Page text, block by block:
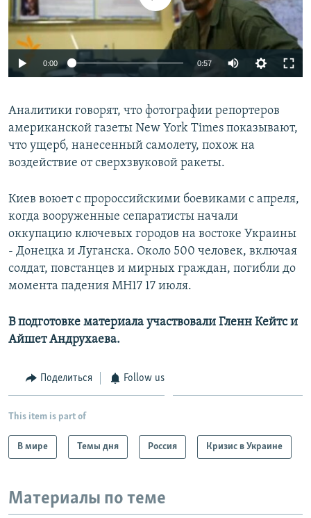
0:00 0:57
Аналитики говорят, что фотографии репортеров
американской газеты New York Times показывают,
что ущерб, нанесенный самолету, похож на
воздействие от сверхзвуковой ракеты.
Киев воюет с пророссийскими боевиками с апреля,
когда вооруженные сепаратисты начали
оккупацию ключевых городов на востоке Украины
- Донецка и Луганска. Около 500 человек, включая
солдат, повстанцев и мирных граждан, погибли до
момента падения MH17 17 июля.
В подготовке материала участвовали Гленн Кейтс и
Айшет Андрухаева.
Поделиться Follow us
This item is part of
В мире Темы дня Россия Кризис в Украине
Материалы по теме